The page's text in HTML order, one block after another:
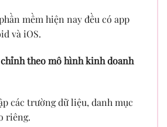
mềm hiện nay đều có app
và iOS.
chỉnh theo mô hình kinh doanh
các trường dữ liệu, danh mục
riêng.